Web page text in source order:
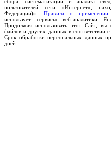
пользователей сети «Интернет»,
Федерации)». Правила о применении
использует сервисы веб-аналитики
Продолжая использовать этот Сайт, вы
файлов и других данных в соответствии
Срок обработки персональных данных
дней.